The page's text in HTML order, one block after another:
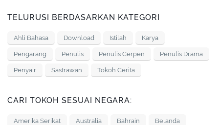
TELURUSI BERDASARKAN KATEGORI
Ahli Bahasa Download Istilah Karya
Pengarang Penulis Penulis Cerpen Penulis Drama
Penyair Sastrawan Tokoh Cerita
CARI TOKOH SESUAI NEGARA:
Amerika Serikat Australia Bahrain Belanda